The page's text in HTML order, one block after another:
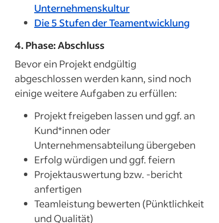
Unternehmenskultur
Die 5 Stufen der Teamentwicklung
4. Phase: Abschluss
Bevor ein Projekt endgültig
abgeschlossen werden kann, sind noch
einige weitere Aufgaben zu erfüllen:
Projekt freigeben lassen und ggf. an
Kund*innen oder
Unternehmensabteilung übergeben
Erfolg würdigen und ggf. feiern
Projektauswertung bzw. -bericht
anfertigen
Teamleistung bewerten (Pünktlichkeit
und Qualität)